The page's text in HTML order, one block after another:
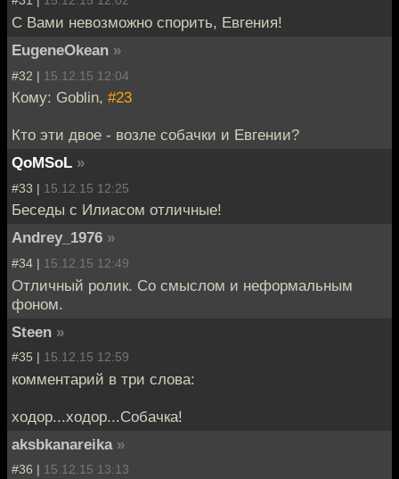
С Вами невозможно спорить, Евгения!
EugeneOkean »
#32 | 15.12.15 12:04
Кому: Goblin, #23
Кто эти двое - возле собачки и Евгении?
QoMSoL »
#33 | 15.12.15 12:25
Беседы с Илиасом отличные!
Andrey_1976 »
#34 | 15.12.15 12:49
Отличный ролик. Со смыслом и неформальным
фоном.
Steen »
#35 | 15.12.15 12:59
комментарий в три слова:
ходор...ходор...Собачка!
aksbkanareika »
#36 | 15.12.15 13:13